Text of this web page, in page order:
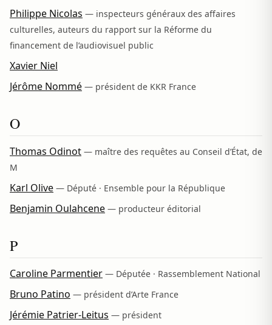
Philippe Nicolas — inspecteurs généraux des affaires
culturelles, auteurs du rapport sur la Réforme du
financement de l’audiovisuel public
Xavier Niel
Jérôme Nommé — président de KKR France
O
Thomas Odinot — maître des requêtes au Conseil d’État, de
M
Karl Olive — Député · Ensemble pour la République
Benjamin Oulahcene — producteur éditorial
P
Caroline Parmentier — Députée · Rassemblement National
Bruno Patino — président d’Arte France
Jérémie Patrier-Leitus — président